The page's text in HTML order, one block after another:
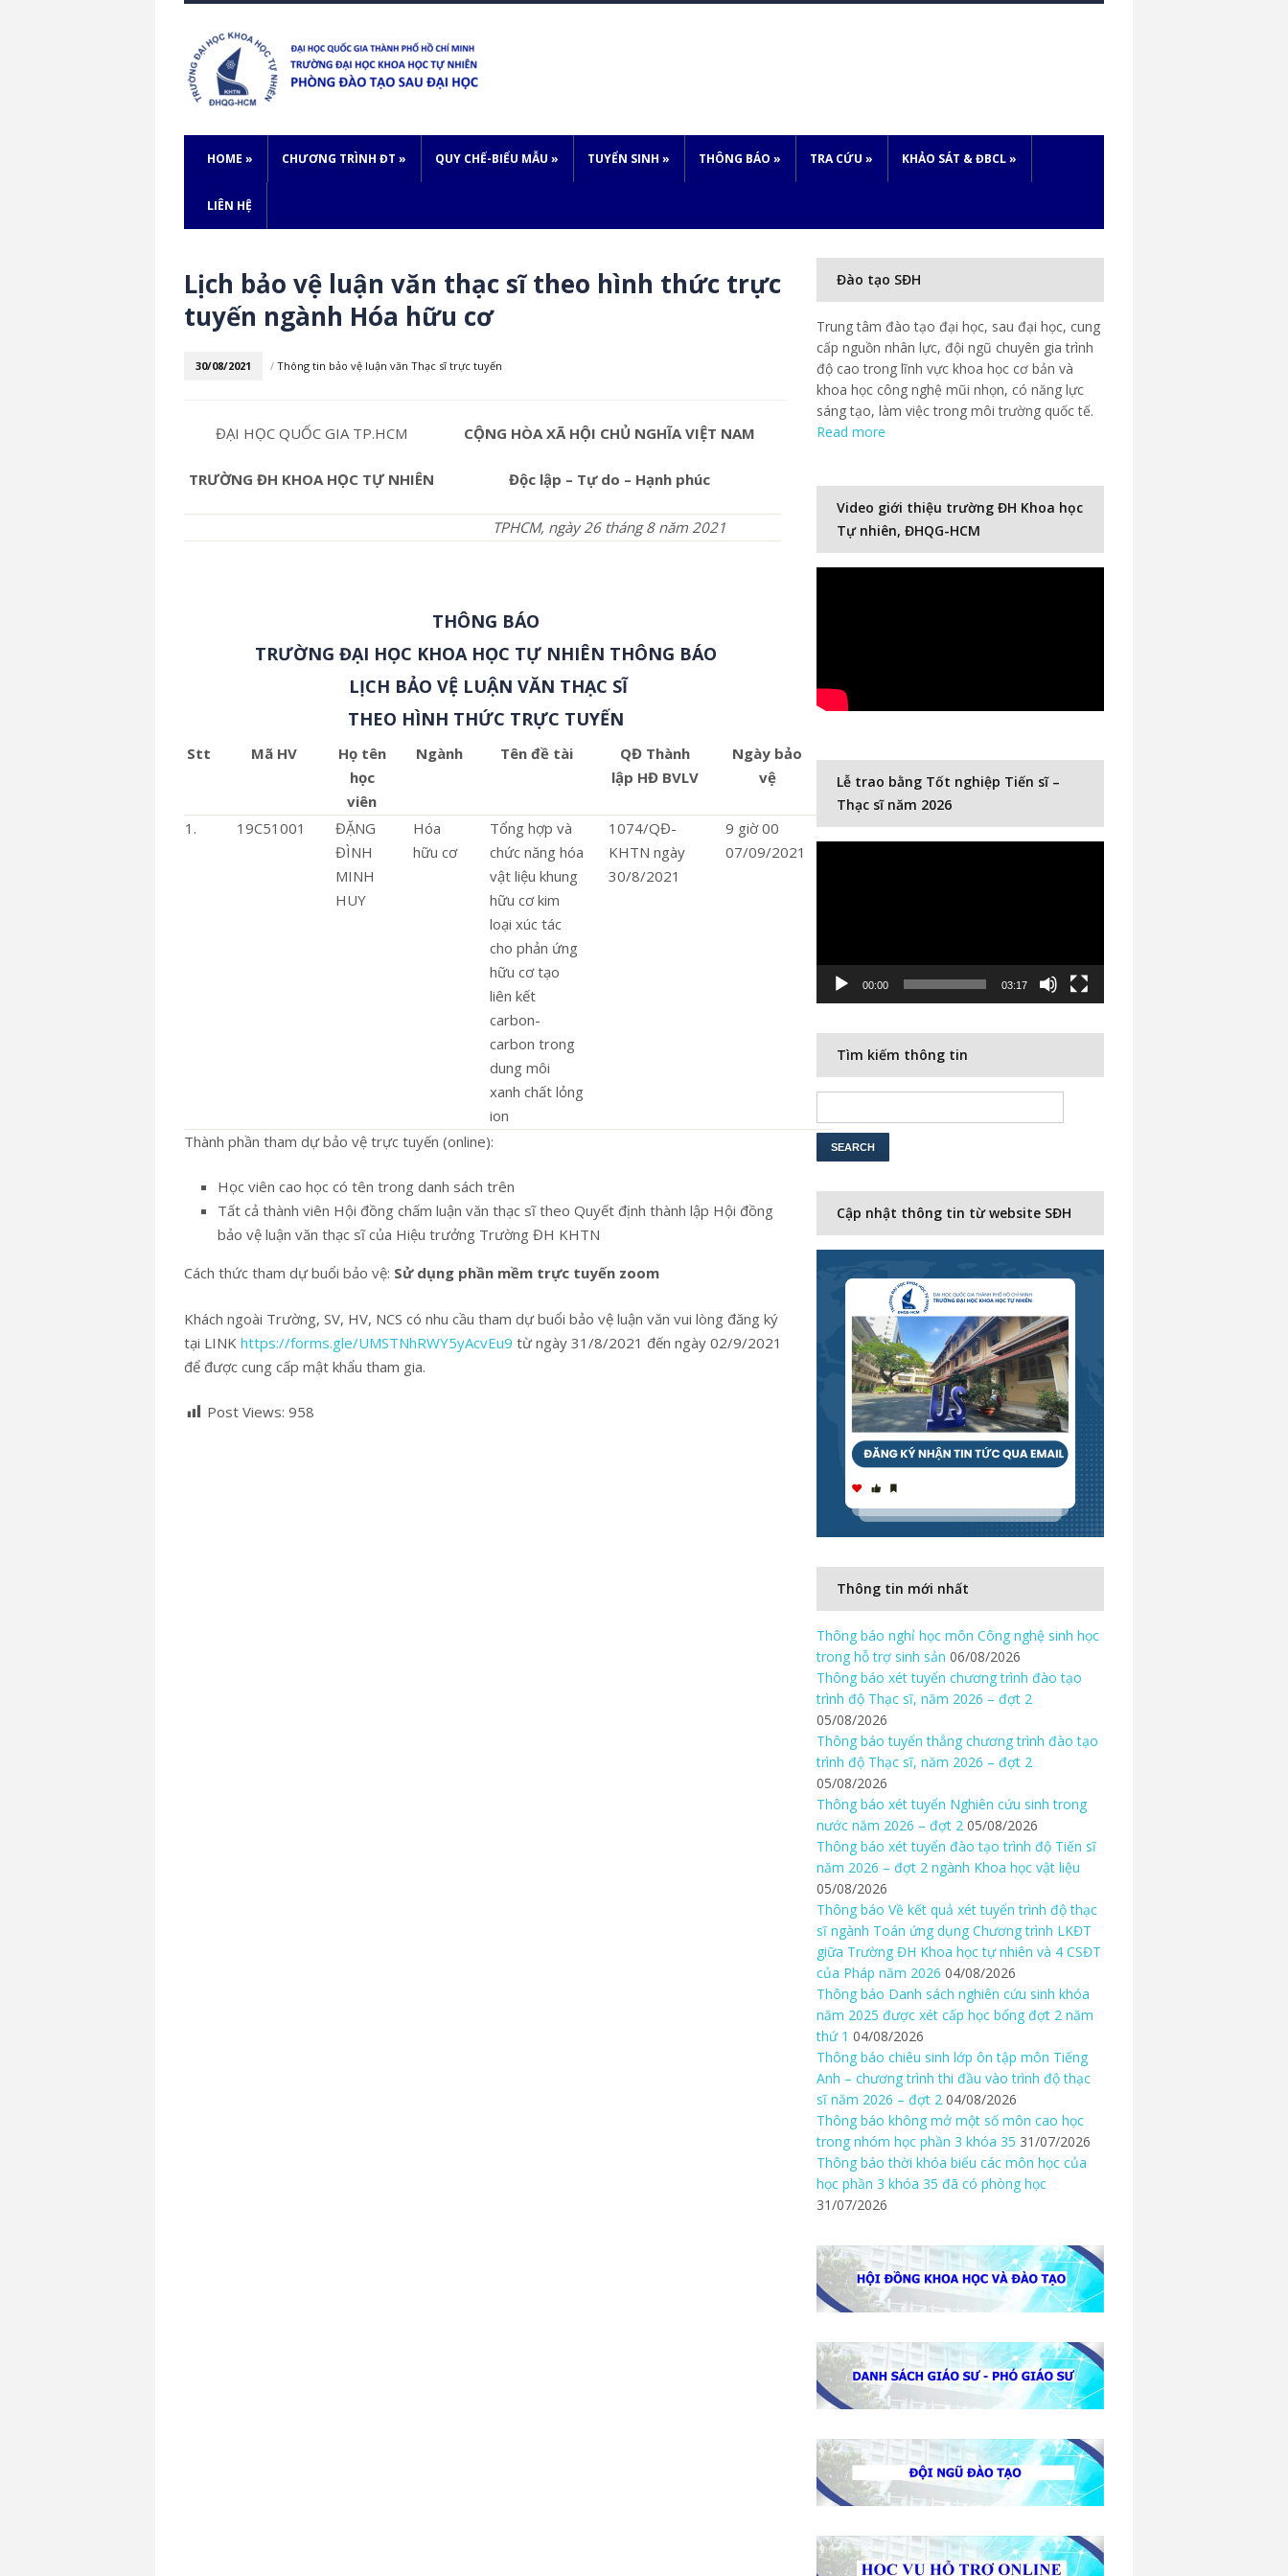
HOME » CHƯƠNG TRÌNH ĐT » QUY CHẾ-BIỂU MẪU » TUYỂN SINH » THÔNG BÁO » TRA CỨU » KHẢO SÁT & ĐBCL»
LIÊN HỆ
Lịch bảo vệ luận văn thạc sĩ theo hình thức trực
tuyến ngành Hóa hữu cơ
30/08/2021 / Thông tin bảo vệ luận văn Thạc sĩ trực tuyến
ĐẠI HỌC QUỐC GIA TP.HCM
TRƯỜNG ĐH KHOA HỌC TỰ NHIÊN
CỘNG HÒA XÃ HỘI CHỦ NGHĨA VIỆT NAM
Độc lập – Tự do – Hạnh phúc
TPHCM, ngày 26 tháng 8 năm 2021
THÔNG BÁO
TRƯỜNG ĐẠI HỌC KHOA HỌC TỰ NHIÊN THÔNG BÁO
LỊCH BẢO VỆ LUẬN VĂN THẠC SĨ
THEO HÌNH THỨC TRỰC TUYẾN
Stt Mã HV
Họ tên
học
viên
Ngành Tên đề tài
QĐ Thành
lập HĐ BVLV
Ngày bảo
vệ
1. 19C51001
ĐẶNG
ĐÌNH
MINH
HUY
Hóa
hữu cơ
Tổng hợp và
chức năng hóa
vật liệu khung
hữu cơ kim
loại xúc tác
cho phản ứng
hữu cơ tạo
liên kết
carbon-
carbon trong
dung môi
xanh chất lỏng
ion
1074/QĐ-
KHTN ngày
30/8/2021
9 giờ 00
07/09/2021
Thành phần tham dự bảo vệ trực tuyến (online):
Học viên cao học có tên trong danh sách trên
Tất cả thành viên Hội đồng chấm luận văn thạc sĩ theo Quyết định thành lập Hội đồng
bảo vệ luận văn thạc sĩ của Hiệu trưởng Trường ĐH KHTN
Cách thức tham dự buổi bảo vệ: Sử dụng phần mềm trực tuyến zoom
Khách ngoài Trường, SV, HV, NCS có nhu cầu tham dự buổi bảo vệ luận văn vui lòng đăng ký
tại LINK https://forms.gle/UMSTNhRWY5yAcvEu9 từ ngày 31/8/2021 đến ngày 02/9/2021
để được cung cấp mật khẩu tham gia.
Post Views: 958
Đào tạo SĐH
Trung tâm đào tạo đại học, sau đại học, cung
cấp nguồn nhân lực, đội ngũ chuyên gia trình
độ cao trong lĩnh vực khoa học cơ bản và
khoa học công nghệ mũi nhọn, có năng lực
sáng tạo, làm việc trong môi trường quốc tế.
Read more
Video giới thiệu trường ĐH Khoa học
Tự nhiên, ĐHQG-HCM
Lễ trao bằng Tốt nghiệp Tiến sĩ –
Thạc sĩ năm 2026
00:00 03:17
Tìm kiếm thông tin
Cập nhật thông tin từ website SĐH
Thông tin mới nhất
Thông báo nghỉ học môn Công nghệ sinh học
trong hỗ trợ sinh sản 06/08/2026
Thông báo xét tuyển chương trình đào tạo
trình độ Thạc sĩ, năm 2026 – đợt 2
05/08/2026
Thông báo tuyển thẳng chương trình đào tạo
trình độ Thạc sĩ, năm 2026 – đợt 2
05/08/2026
Thông báo xét tuyển Nghiên cứu sinh trong
nước năm 2026 – đợt 2 05/08/2026
Thông báo xét tuyển đào tạo trình độ Tiến sĩ
năm 2026 – đợt 2 ngành Khoa học vật liệu
05/08/2026
Thông báo Về kết quả xét tuyển trình độ thạc
sĩ ngành Toán ứng dụng Chương trình LKĐT
giữa Trường ĐH Khoa học tự nhiên và 4 CSĐT
của Pháp năm 2026 04/08/2026
Thông báo Danh sách nghiên cứu sinh khóa
năm 2025 được xét cấp học bổng đợt 2 năm
thứ 1 04/08/2026
Thông báo chiêu sinh lớp ôn tập môn Tiếng
Anh – chương trình thi đầu vào trình độ thạc
sĩ năm 2026 – đợt 2 04/08/2026
Thông báo không mở một số môn cao học
trong nhóm học phần 3 khóa 35 31/07/2026
Thông báo thời khóa biểu các môn học của
học phần 3 khóa 35 đã có phòng học
31/07/2026